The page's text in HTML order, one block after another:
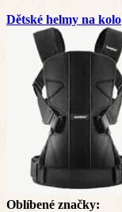
Dětské helmy na kolo
Oblíbené značky: